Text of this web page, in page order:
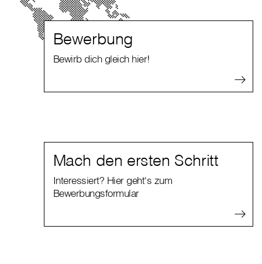
Bewerbung
Bewirb dich gleich hier!
Mach den ersten Schritt
Interessiert? Hier geht's zum
Bewerbungsformular